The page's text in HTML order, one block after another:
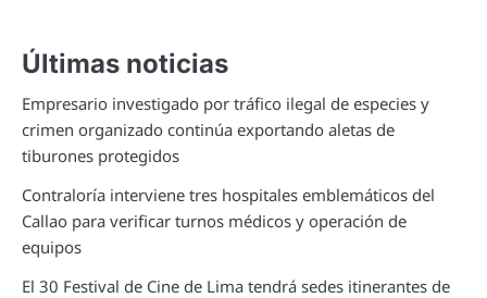
Últimas noticias
Empresario investigado por tráfico ilegal de especies y
crimen organizado continúa exportando aletas de
tiburones protegidos
Contraloría interviene tres hospitales emblemáticos del
Callao para verificar turnos médicos y operación de
equipos
El 30 Festival de Cine de Lima tendrá sedes itinerantes de